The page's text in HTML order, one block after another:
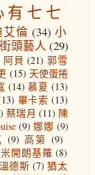
有七七
倫 (34) 小
街頭藝人 (29)
阿貝 (21) 郭雪
(15) 天使蛋捲
(14) 慕夏 (13)
畢卡索 (13)
蔡瑞月 (11) 陳
(9) 娜娜 (9)
(9) 高第 (9)
米開朗基羅 (8)
溫德斯 (7) 猶太